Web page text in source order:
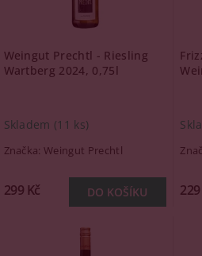
Weingut Prechtl - Riesling
Wartberg 2024, 0,75l
Skladem (11 ks)
Značka:Weingut Prechtl
299 Kč